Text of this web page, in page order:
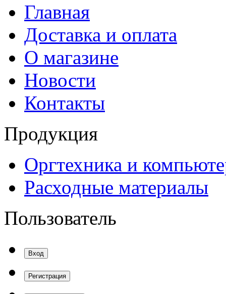
Главная
Доставка и оплата
О магазине
Новости
Контакты
Продукция
Оргтехника и
Расходные материалы
Пользователь
Вход
Регистрация